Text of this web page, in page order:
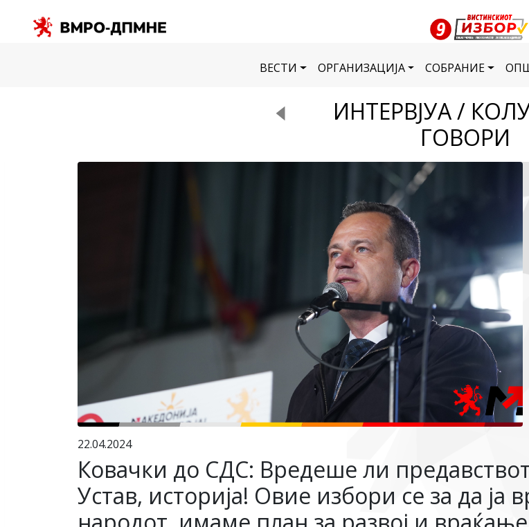
ВЕСТИ ОРГАНИЗАЦИЈА СОБРАНИЕ
ИНТЕРВЈУА /
ГОВОРИ
22.04.2024
Ковачки до СДС: Вредеше ли
Устав, историја! Овие избори се за да ја